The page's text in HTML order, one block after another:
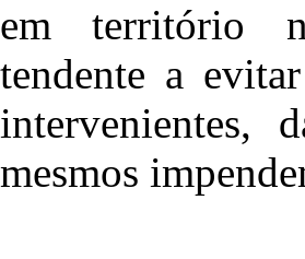
em território
tendente a
intervenientes,
mesmos